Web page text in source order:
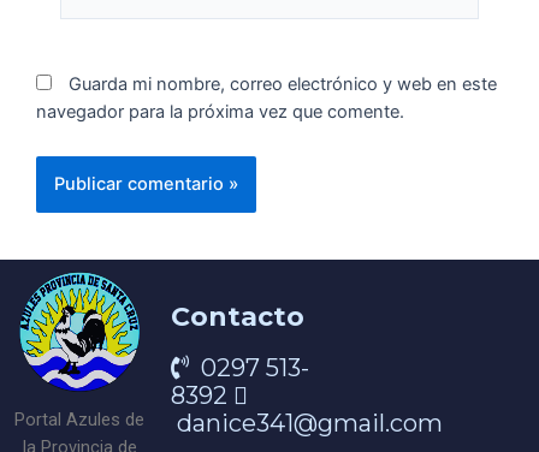
Guarda mi nombre, correo electrónico y web en este
navegador para la próxima vez que comente.
Portal Azules de
la Provincia de
Contacto
0297 513-
8392
danice341@gmail.com